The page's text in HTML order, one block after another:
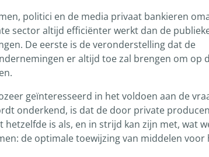
politici en de media privaat bankieren
sector altijd efficiënter werkt dan de
De eerste is de veronderstelling dat de
er altijd toe zal brengen om op
geïnteresseerd in het voldoen aan de
onderkend, is dat de door private
is als, en in strijd kan zijn met, wat
de optimale toewijzing van middelen voor